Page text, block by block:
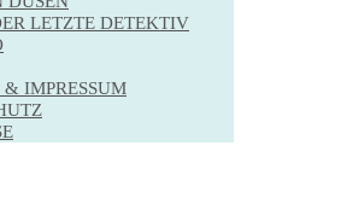
LETZTE DETEKTIV
IMPRESSUM